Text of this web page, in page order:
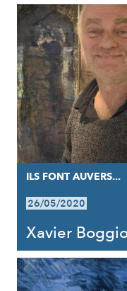
ILS FONT AUVERS...
26/05/2020
Xavier